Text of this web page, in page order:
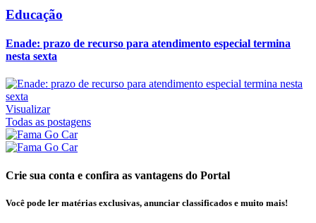
Educação
Enade: prazo de recurso para atendimento especial termina
nesta sexta
Visualizar
Todas as postagens
Crie sua conta e confira as vantagens do Portal
Você pode ler matérias exclusivas, anunciar classificados e muito mais!